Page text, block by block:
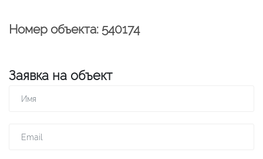
Номер объекта: 540174
Заявка на объект